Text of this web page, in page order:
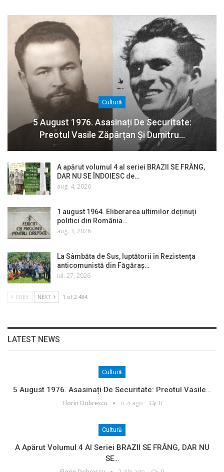
Cultură
5 August 1976. Asasinați De Securitate:
Preotul Vasile Zăpârțan Și Dumitru…
A apărut volumul 4 al seriei BRAZII SE FRÂNG,
DAR NU SE ÎNDOIESC de…
aug. 4, 2026
1 august 1964. Eliberarea ultimilor deținuți
politici din România…
aug. 3, 2026
La Sâmbăta de Sus, luptătorii în Rezistența
anticomunistă din Făgăraș…
iul. 27, 2026
PREV NEXT 1 of 2.484
LATEST NEWS
Cultură
5 August 1976. Asasinați De Securitate: Preotul Vasile…
Florin Dobrescu o zi ago 0
Cultură
A Apărut Volumul 4 Al Seriei BRAZII SE FRÂNG, DAR NU
SE…